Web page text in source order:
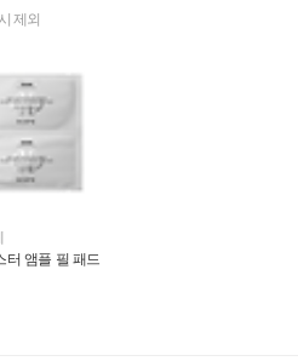
제외
터 앰플 필 패드